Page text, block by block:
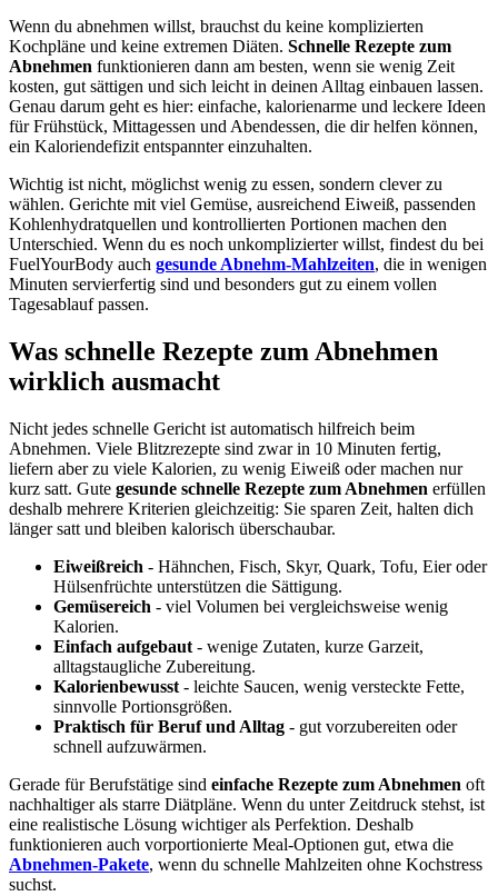
Wenn du abnehmen willst, brauchst du keine komplizierten
Kochpläne und keine extremen Diäten. Schnelle Rezepte zum
Abnehmen funktionieren dann am besten, wenn sie wenig Zeit
kosten, gut sättigen und sich leicht in deinen Alltag einbauen lassen.
Genau darum geht es hier: einfache, kalorienarme und leckere Ideen
für Frühstück, Mittagessen und Abendessen, die dir helfen können,
ein Kaloriendefizit entspannter einzuhalten.
Wichtig ist nicht, möglichst wenig zu essen, sondern clever zu
wählen. Gerichte mit viel Gemüse, ausreichend Eiweiß, passenden
Kohlenhydratquellen und kontrollierten Portionen machen den
Unterschied. Wenn du es noch unkomplizierter willst, findest du bei
FuelYourBody auch gesunde Abnehm-Mahlzeiten, die in wenigen
Minuten servierfertig sind und besonders gut zu einem vollen
Tagesablauf passen.
Was schnelle Rezepte zum Abnehmen
wirklich ausmacht
Nicht jedes schnelle Gericht ist automatisch hilfreich beim
Abnehmen. Viele Blitzrezepte sind zwar in 10 Minuten fertig,
liefern aber zu viele Kalorien, zu wenig Eiweiß oder machen nur
kurz satt. Gute gesunde schnelle Rezepte zum Abnehmen erfüllen
deshalb mehrere Kriterien gleichzeitig: Sie sparen Zeit, halten dich
länger satt und bleiben kalorisch überschaubar.
Eiweißreich - Hähnchen, Fisch, Skyr, Quark, Tofu, Eier oder
Hülsenfrüchte unterstützen die Sättigung.
Gemüsereich - viel Volumen bei vergleichsweise wenig
Kalorien.
Einfach aufgebaut - wenige Zutaten, kurze Garzeit,
alltagstaugliche Zubereitung.
Kalorienbewusst - leichte Saucen, wenig versteckte Fette,
sinnvolle Portionsgrößen.
Praktisch für Beruf und Alltag - gut vorzubereiten oder
schnell aufzuwärmen.
Gerade für Berufstätige sind einfache Rezepte zum Abnehmen oft
nachhaltiger als starre Diätpläne. Wenn du unter Zeitdruck stehst, ist
eine realistische Lösung wichtiger als Perfektion. Deshalb
funktionieren auch vorportionierte Meal-Optionen gut, etwa die
Abnehmen-Pakete, wenn du schnelle Mahlzeiten ohne Kochstress
suchst.